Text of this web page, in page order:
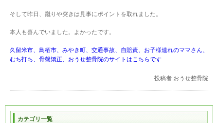
そして昨日、蹴りや突きは見事にポイントを取れました。
本人も喜んでいました。よかったです。
久留米市、鳥栖市、みやき町、交通事故、自賠責、お子様連れのママさん、
むち打ち、骨盤矯正、おうせ整骨院のサイトはこちらです.
投稿者 おうせ整骨院
カテゴリ一覧